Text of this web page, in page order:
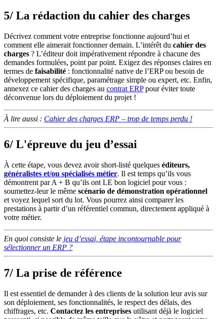
5/ La rédaction du cahier des charges
Décrivez comment votre entreprise fonctionne aujourd’hui et
comment elle aimerait fonctionner demain. L’intérêt du cahier des
charges ? L’éditeur doit impérativement répondre à chacune des
demandes formulées, point par point. Exigez des réponses claires en
termes de faisabilité : fonctionnalité native de l’ERP ou besoin de
développement spécifique, paramétrage simple ou expert, etc. Enfin,
annexez ce cahier des charges au contrat ERPpour éviter toute
déconvenue lors du déploiement du projet !
À lire aussi : Cahier des charges ERP – trop de temps perdu !
6/ L'épreuve du jeu d’essai
À cette étape, vous devez avoir short-listé quelques éditeurs,
généralistes et/ou spécialisés métier. Il est temps qu’ils vous
démontrent par A + B qu’ils ont LE bon logiciel pour vous :
soumettez-leur le même scénario de démonstration opérationnel
et voyez lequel sort du lot. Vous pourrez ainsi comparer les
prestations à partir d’un référentiel commun, directement appliqué à
votre métier.
En quoi consiste le jeu d’essai, étape incontournable pour
sélectionner un ERP ?
7/ La prise de référence
Il est essentiel de demander à des clients de la solution leur avis sur
son déploiement, ses fonctionnalités, le respect des délais, des
chiffrages, etc. Contactez les entreprises utilisant déjà le logiciel